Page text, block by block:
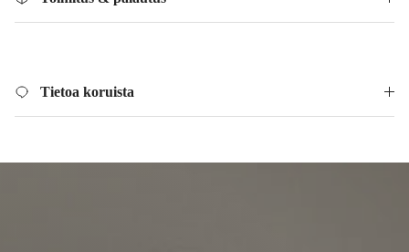
Tietoa koruista